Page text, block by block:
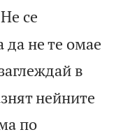
Не се
да не те омае
в
нейните
по